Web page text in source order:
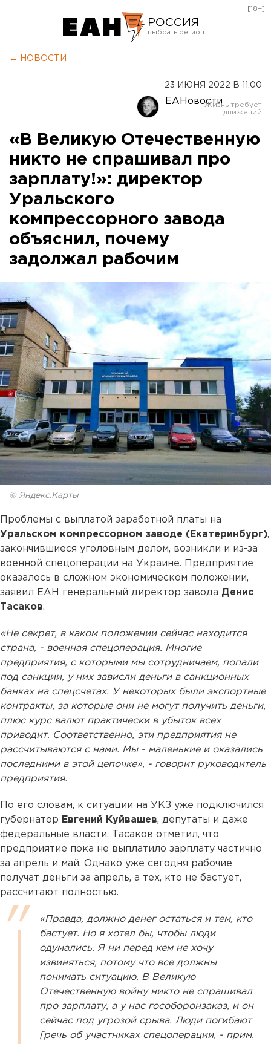
РОССИЯ
Оренбург
[18+]
← НОВОСТИ
23 ИЮНЯ 2022 В 11:00
ЕАНовости
«В Великую Отечественную
никто не спрашивал про
зарплату!»: директор
Уральского
компрессорного завода
объяснил, почему
задолжал рабочим
© Яндекс.Карты
Проблемы с выплатой заработной платы на
Уральском компрессорном заводе (Екатеринбург),
закончившиеся уголовным делом, возникли и из-за
военной спецоперации на Украине. Предприятие
оказалось в сложном экономическом положении,
заявил ЕАН генеральный директор завода Денис
Тасаков.
«Не секрет, в каком положении сейчас находится
страна, - военная спецоперация. Многие
предприятия, с которыми мы сотрудничаем, попали
под санкции, у них зависли деньги в санкционных
банках на спецсчетах. У некоторых были экспортные
контракты, за которые они не могут получить деньги,
плюс курс валют практически в убыток всех
приводит. Соответственно, эти предприятия не
рассчитываются с нами. Мы - маленькие и оказались
последними в этой цепочке», - говорит руководитель
предприятия.
По его словам, к ситуации на УКЗ уже подключился
губернатор Евгений Куйвашев, депутаты и даже
федеральные власти. Тасаков отметил, что
предприятие пока не выплатило зарплату частично
за апрель и май. Однако уже сегодня рабочие
получат деньги за апрель, а тех, кто не бастует,
рассчитают полностью.
«Правда, должно денег остаться и тем, кто
бастует. Но я хотел бы, чтобы люди
одумались. Я ни перед кем не хочу
извиняться, потому что все должны
понимать ситуацию. В Великую
Отечественную войну никто не спрашивал
про зарплату, а у нас гособоронзаказ, и он
сейчас под угрозой срыва. Люди погибают
[речь об участниках спецоперации, - прим.